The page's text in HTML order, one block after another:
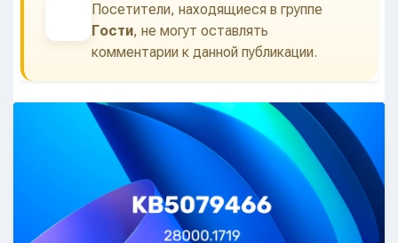
Посетители, находящиеся в группе
Гости, не могут оставлять
комментарии к данной публикации.